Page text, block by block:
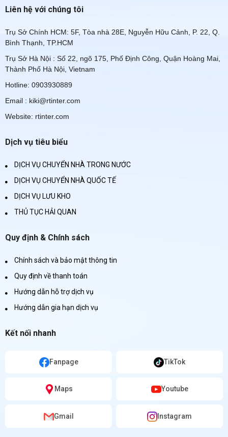
Liên hệ với chúng tôi
Trụ Sở Chính HCM: 5F, Tòa nhà 28E, Nguyễn Hữu Cảnh, P. 22, Q.
Bình Thạnh, TP.HCM
Trụ Sở Hà Nội : Số 22, ngõ 175, Phố Định Công, Quận Hoàng Mai,
Thành Phố Hà Nội, Vietnam
Hotline: 0903930889
Email : kiki@rtinter.com
Website: rtinter.com
Dịch vụ tiêu biểu
DỊCH VỤ CHUYỂN NHÀ TRONG NƯỚC
DỊCH VỤ CHUYỂN NHÀ QUỐC TẾ
DỊCH VỤ LƯU KHO
THỦ TỤC HẢI QUAN
Quy định & Chính sách
Chính sách và bảo mật thông tin
Quy định về thanh toán
Hướng dẫn hỗ trợ dịch vụ
Hướng dẫn gia hạn dịch vụ
Kết nối nhanh
Fanpage TikTok
Maps Youtube
Gmail Instagram